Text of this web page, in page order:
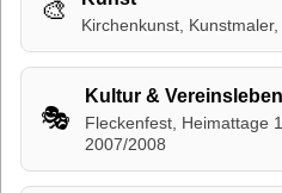
🎨
Kirchenkunst,
🎭
Kultur & Vereinsleben
Fleckenfest, Heimattage
2007/2008